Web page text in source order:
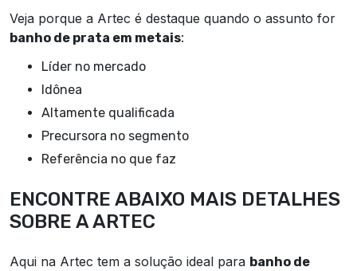
Veja porque a Artec é destaque quando o assunto for
banho de prata em metais:
líder no mercado
idônea
altamente qualificada
precursora no segmento
referência no que faz
ENCONTRE ABAIXO MAIS DETALHES
SOBRE A ARTEC
Aqui na Artec tem a solução ideal para banho de